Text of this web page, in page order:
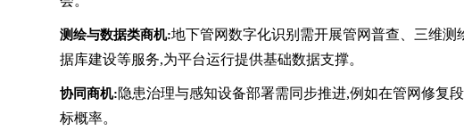
测绘与数据类商机:地下管网数字化识别需开展管网普查、三维
据库建设等服务,为平台运行提供基础数据支撑。
协同商机:隐患治理与感知设备部署需同步推进,例如在管网修复
标概率。